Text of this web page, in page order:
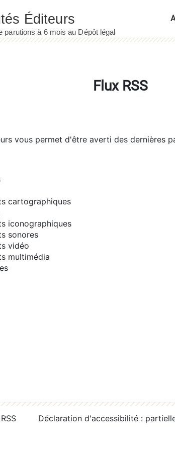
Flux RSS
vous permet d'être averti des dernières
cartographiques
iconographiques
sonores
vidéo
multimédia
Déclaration d'accessibilité :